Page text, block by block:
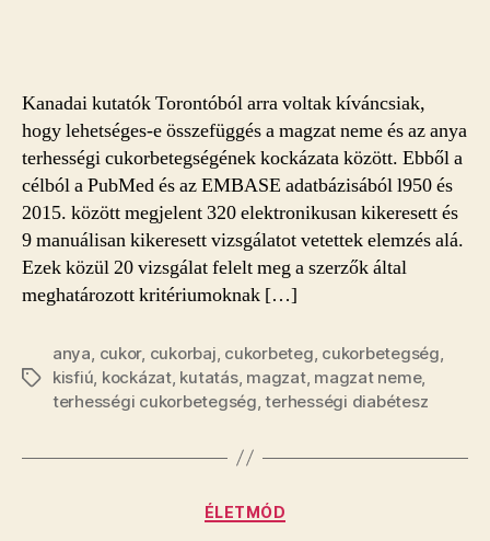
nő
a
terhességi
diabétesz
valószínűsége
bejegyzéshez
Kanadai kutatók Torontóból arra voltak kíváncsiak,
hogy lehetséges-e összefüggés a magzat neme és az anya
terhességi cukorbetegségének kockázata között. Ebből a
célból a PubMed és az EMBASE adatbázisából l950 és
2015. között megjelent 320 elektronikusan kikeresett és
9 manuálisan kikeresett vizsgálatot vetettek elemzés alá.
Ezek közül 20 vizsgálat felelt meg a szerzők által
meghatározott kritériumoknak […]
Címkék
anya cukor, cukorbaj cukorbeteg cukorbetegség
kisfiú kockázat, kutatás, magzat, magzat neme,
terhességi cukorbetegség ,terhességi diabétesz
Kategóriák
ÉLETMÓD